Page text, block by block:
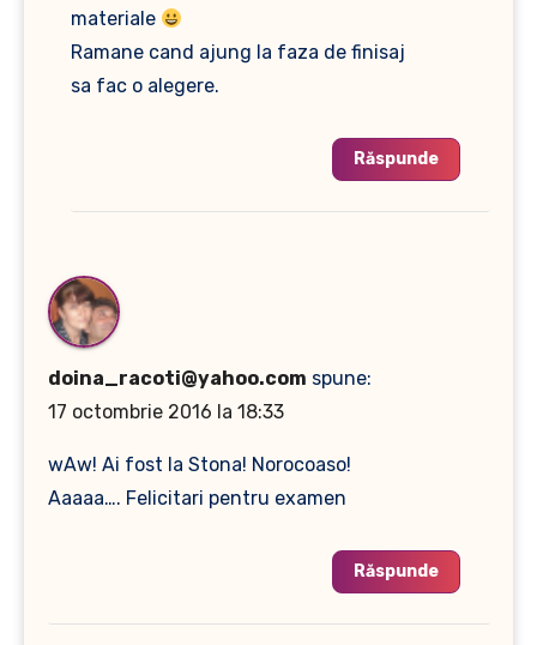
materiale
Ramane cand ajung la faza de finisaj
sa fac o alegere.
Răspunde
doina_racoti@yahoo.com spune:
17 octombrie 2016 la 18:33
wAw! Ai fost la Stona! Norocoaso!
Aaaaa…. Felicitari pentru examen
Răspunde